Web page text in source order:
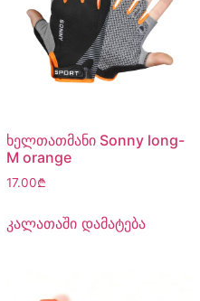
ხელთათმანი Sonny long-
M orange
17.00₾
კალათაში დამატება